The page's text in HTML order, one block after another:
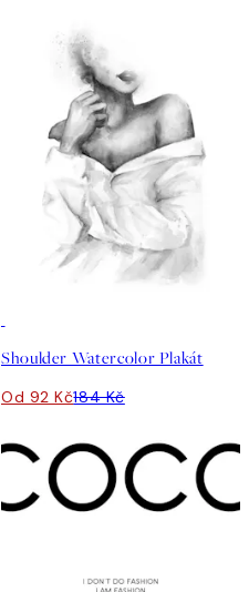
Shoulder Watercolor Plakát
Od 92 Kč184 Kč